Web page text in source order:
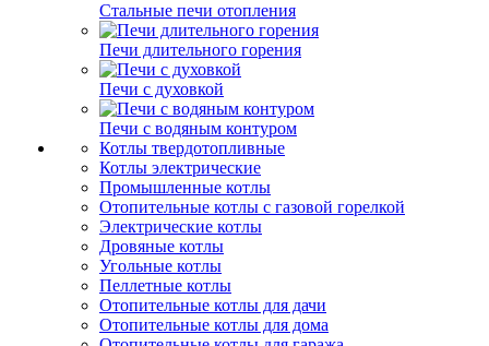
Стальные печи отопления
Печи длительного горения
Печи с духовкой
Печи с водяным контуром
Котлы твердотопливные
Котлы электрические
Промышленные котлы
Отопительные котлы с газовой горелкой
Электрические котлы
Дровяные котлы
Угольные котлы
Пеллетные котлы
Отопительные котлы для дачи
Отопительные котлы для дома